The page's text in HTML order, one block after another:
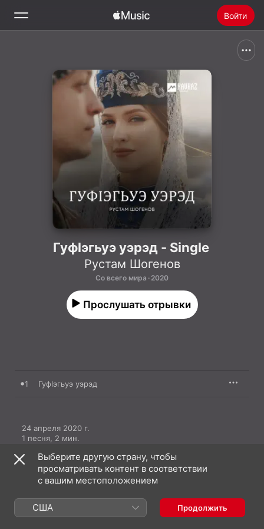
Войти
Главная
Установить Apple Music
Гуфlэгьуэ уэрэд - Single
Рустам Шогенов
Со всего мира · 2020
Прослушать отрывки
1 Гуфlэгьуэ уэрэд
24 апреля 2020 г.
1 песня, 2 мин.
Рустам Шогенов: еще
Выберите другую страну, чтобы
просматривать контент в соответствии
с вашим местоположением
США Продолжить